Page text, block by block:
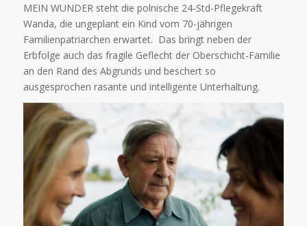
MEIN WUNDER steht die polnische 24-Std-Pflegekraft
Wanda, die ungeplant ein Kind vom 70-jährigen
Familienpatriarchen erwartet. Das bringt neben der
Erbfolge auch das fragile Geflecht der Oberschicht-Familie
an den Rand des Abgrunds und beschert so
ausgesprochen rasante und intelligente Unterhaltung.